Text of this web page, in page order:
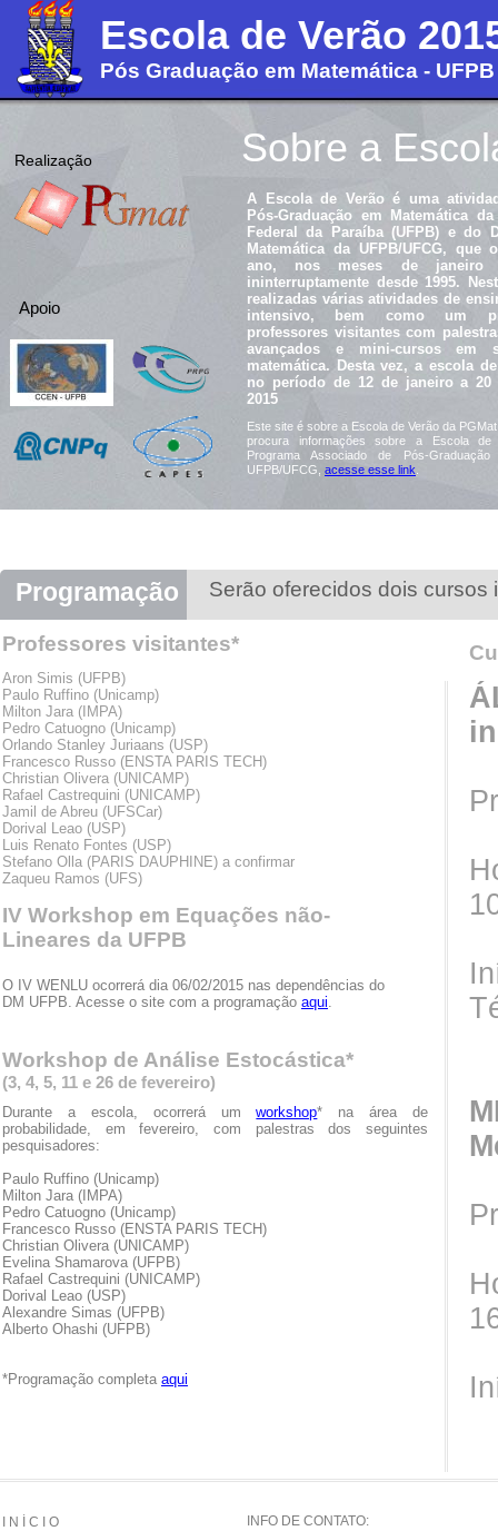
Este site é sobre a Escola de Verão da
procura informações sobre a Escola
Programa Associado de Pós-Graduação
UFPB/UFCG, acesse esse link
Durante a escola, ocorrerá umworkshop* na área de
probabilidade, em fevereiro, com palestras dos seguintes
pesquisadores:
Paulo Ruffino (Unicamp)
Milton Jara (IMPA)
Pedro Catuogno (Unicamp)
Francesco Russo (ENSTA PARIS TECH)
Christian Olivera (UNICAMP)
Evelina Shamarova (UFPB)
Rafael Castrequini (UNICAMP)
Dorival Leao (USP)
Alexandre Simas (UFPB)
Alberto Ohashi (UFPB)
*Programação completa aqui
Workshop de Análise Estocástica*
(3, 4, 5, 11 e 26 de fevereiro)
Apoio
Realização
Escola de Verão
Pós Graduação em Matemática - UFPB
Aron Simis (UFPB)
Paulo Ruffino (Unicamp)
Milton Jara (IMPA)
Pedro Catuogno (Unicamp)
Orlando Stanley Juriaans (USP)
Francesco Russo (ENSTA PARIS TECH)
Christian Olivera (UNICAMP)
Rafael Castrequini (UNICAMP)
Jamil de Abreu (UFSCar)
Dorival Leao (USP)
Luis Renato Fontes (USP)
Stefano Olla (PARIS DAUPHINE) a confirmar
Zaqueu Ramos (UFS)
IV Workshop em Equações não-
Lineares da UFPB
O IV WENLU ocorrerá dia 06/02/2015 nas dependências do
DM UFPB. Acesse o site com a programação aqui.
Professores visitantes*
Serão oferecidos dois cursos
A Escola de Verão é uma
Pós-Graduação em Matemática
Federal da Paraíba (UFPB) e do
Matemática da UFPB/UFCG, que
ano, nos meses de janeiro
ininterruptamente desde 1995.
realizadas várias atividades de
intensivo, bem como um
professores visitantes com
avançados e mini-cursos em
matemática. Desta vez, a escola
no período de 12 de janeiro a 20
2015
Sobre a
Programação
I N Í C I O INFO DE CONTATO: